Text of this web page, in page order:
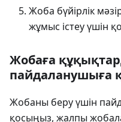
Жоба бүйірлік
жұмыс істеу үшін
Жобаға
пайдаланушыға
Жобаны беру үшін
қосыңыз, жалпы